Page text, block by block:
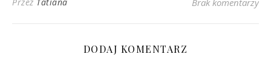
Brak komentarzy
DODAJ KOMENTARZ